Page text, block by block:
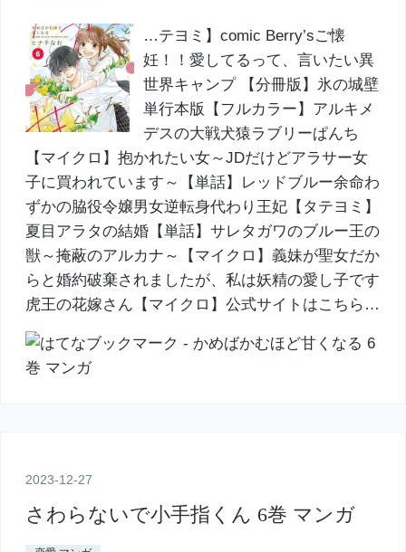
…テヨミ】comic Berry’sご懐
妊！！愛してるって、言いたい異
世界キャンプ 【分冊版】氷の城壁
単行本版【フルカラー】アルキメ
デスの大戦犬猿ラブリーぱんち
【マイクロ】抱かれたい女～JDだけどアラサー女
子に買われています～【単話】レッドブルー余命わ
ずかの脇役令嬢男女逆転身代わり王妃【タテヨミ】
夏目アラタの結婚【単話】サレタガワのブルー王の
獣～掩蔽のアルカナ～【マイクロ】義妹が聖女だか
らと婚約破棄されましたが、私は妖精の愛し子です
虎王の花嫁さん【マイクロ】公式サイトはこちら…
2023-12-27
さわらないで小手指くん 6巻 マンガ